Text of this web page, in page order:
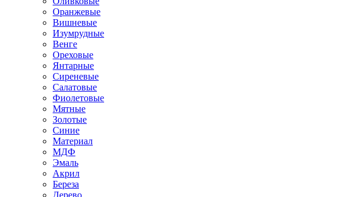
Оранжевые
Вишневые
Изумрудные
Венге
Ореховые
Янтарные
Сиреневые
Салатовые
Фиолетовые
Мятные
Золотые
Синие
Материал
МДФ
Эмаль
Акрил
Береза
Дерево